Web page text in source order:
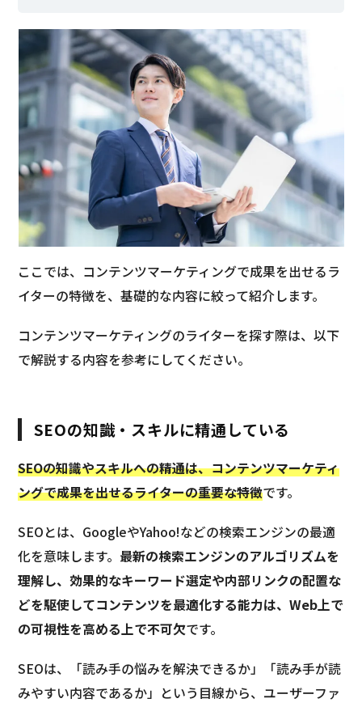
ここでは、コンテンツマーケティングで成果を出せるラ
イターの特徴を、基礎的な内容に絞って紹介します。
コンテンツマーケティングのライターを探す際は、以下
で解説する内容を参考にしてください。
SEOの知識・スキルに精通している
SEOの知識やスキルへの精通は、コンテンツマーケティ
ングで成果を出せるライターの重要な特徴です。
SEOとは、GoogleやYahoo!などの検索エンジンの最適
化を意味します。 最新の検索エンジンのアルゴリズムを
理解し、効果的なキーワード選定や内部リンクの配置な
どを駆使してコンテンツを最適化する能力は、Web上で
の可視性を高める上で不可欠です。
SEOは、「読み手の悩みを解決できるか」「読み手が読
みやすい内容であるか」という目線から、ユーザーファ